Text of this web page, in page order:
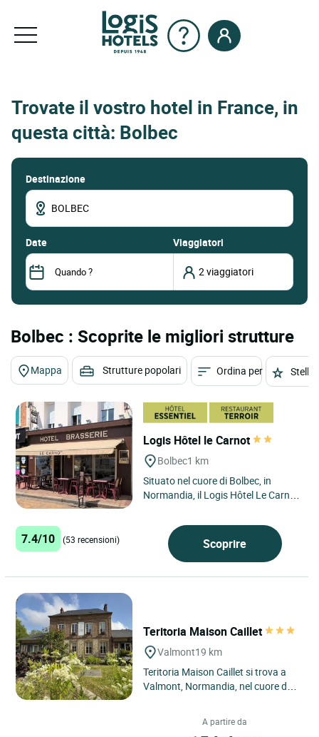
Trovate il vostro hotel in France, in
questa città: Bolbec
Destinazione
date Viaggiatori
Bolbec : Scoprite le migliori strutture
Mappa Strutture popolari Ordina per Stelle
Logis Hôtel le Carnot
Bolbec1 km
Situato nel cuore di Bolbec, in
Normandia, il Logis Hôtel Le Carnot
partire alla scoperta...
7.4/10 (53 recensioni) Scoprire
Teritoria Maison Caillet
Valmont19 km
Teritoria Maison Caillet si trova a
Valmont, Normandia, nel cuore del
A partire da